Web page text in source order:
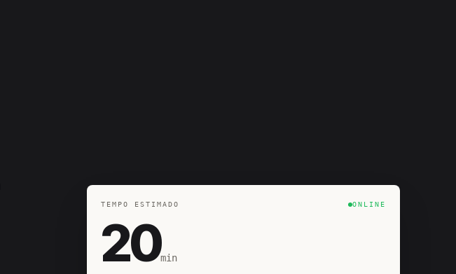
TEMPO ESTIMADO ONLINE
20min